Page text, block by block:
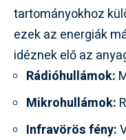
tartományokhoz
ezek az energiák
idéznek elő az
Rádióhullámok:
Mikrohullámok:
Infravörös fény: